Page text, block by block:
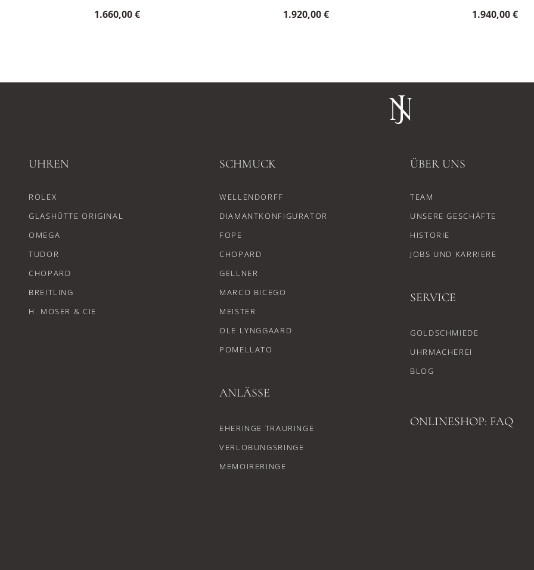
1.660,00 € 1.920,00 € 1.940,00 €
UHREN
ROLEX
GLASHÜTTE ORIGINAL
OMEGA
TUDOR
CHOPARD
BREITLING
H. MOSER & CIE
SCHMUCK
WELLENDORFF
DIAMANTKONFIGURATOR
FOPE
CHOPARD
GELLNER
MARCO BICEGO
MEISTER
OLE LYNGGAARD
POMELLATO
ANLÄSSE
EHERINGE TRAURINGE
VERLOBUNGSRINGE
MEMOIRERINGE
ÜBER UNS
TEAM
UNSERE GESCHÄFTE
HISTORIE
JOBS UND KARRIERE
SERVICE
GOLDSCHMIEDE
UHRMACHEREI
BLOG
ONLINESHOP: FAQ